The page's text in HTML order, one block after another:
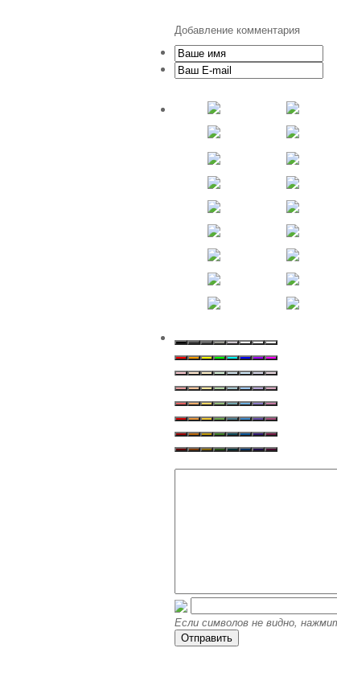
Добавление комментария
Если символов не видно,